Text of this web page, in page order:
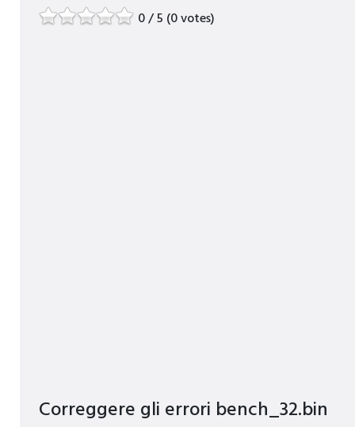
0 / 5 (0 votes)
Correggere gli errori bench_32.bin